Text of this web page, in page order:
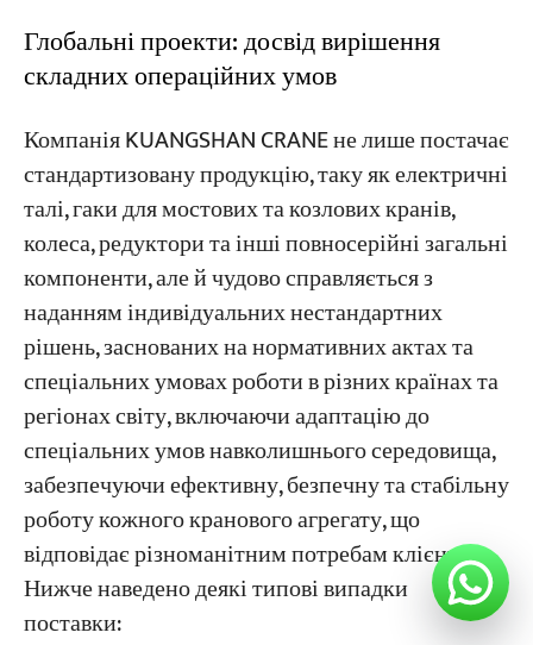
Глобальні проекти: досвід вирішення
складних операційних умов
Компанія KUANGSHAN CRANE не лише постачає
стандартизовану продукцію, таку як електричні
талі, гаки для мостових та козлових кранів,
колеса, редуктори та інші повносерійні загальні
компоненти, але й чудово справляється з
наданням індивідуальних нестандартних
рішень, заснованих на нормативних актах та
спеціальних умовах роботи в різних країнах та
регіонах світу, включаючи адаптацію до
спеціальних умов навколишнього середовища,
забезпечуючи ефективну, безпечну та стабільну
роботу кожного кранового агрегату, що
відповідає різноманітним потребам клієнтів.
Нижче наведено деякі типові випадки
поставки: